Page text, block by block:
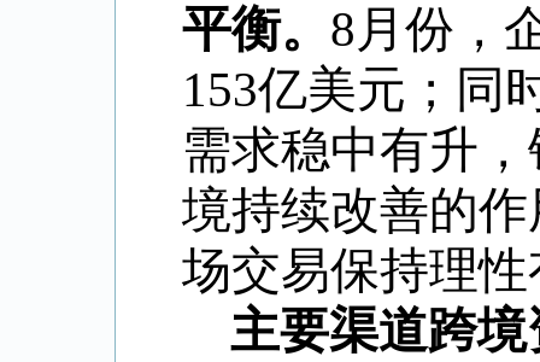
平衡。 8月份，
153亿美元；同
需求稳中有升
境持续改善的
场交易保持理
主要渠道跨